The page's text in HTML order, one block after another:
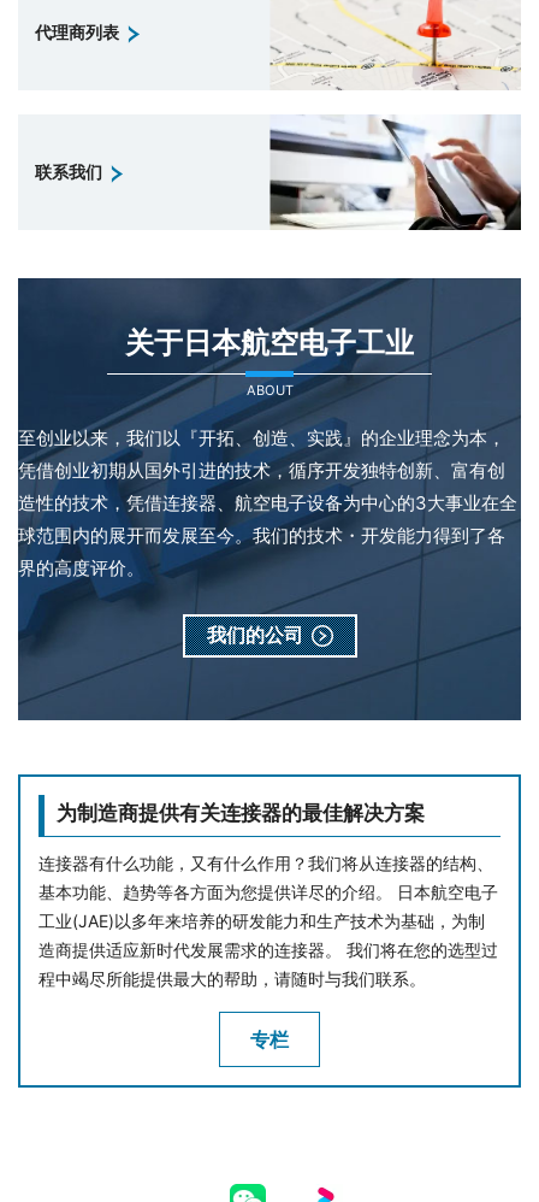
代理商列表
联系我们
关于日本航空电子工业
ABOUT
至创业以来，我们以『开拓、创造、实践』的企业理念为本，
凭借创业初期从国外引进的技术，循序开发独特创新、富有创
造性的技术，凭借连接器、航空电子设备为中心的3大事业在全
球范围内的展开而发展至今。我们的技术・开发能力得到了各
界的高度评价。
我们的公司
为制造商提供有关连接器的最佳解决方案
连接器有什么功能，又有什么作用？我们将从连接器的结构、
基本功能、趋势等各方面为您提供详尽的介绍。 日本航空电子
工业(JAE)以多年来培养的研发能力和生产技术为基础，为制
造商提供适应新时代发展需求的连接器。 我们将在您的选型过
程中竭尽所能提供最大的帮助，请随时与我们联系。
专栏